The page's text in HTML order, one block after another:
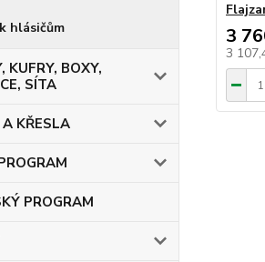
hlásičům
KUFRY, BOXY,
SÍTA
KŘESLA
PROGRAM
3
3